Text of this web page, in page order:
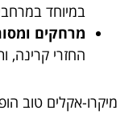
במיוחד
מרחקים
החזרי קרינה,
מיקרו-אקלים טוב